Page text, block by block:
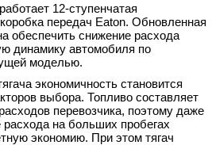
12-ступенчатая
передач Eaton. Обновленная
обеспечить снижение расхода
динамику автомобиля по
моделью.
экономичность становится
выбора. Топливо составляет
перевозчика, поэтому даже
на больших пробегах
экономию. При этом тягач